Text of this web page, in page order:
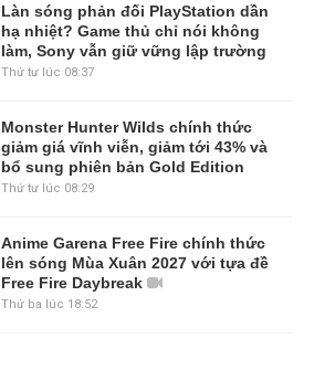
Làn sóng phản đối PlayStation dần
hạ nhiệt? Game thủ chỉ nói không
làm, Sony vẫn giữ vững lập trường
Thứ tư lúc 08:37
Monster Hunter Wilds chính thức
giảm giá vĩnh viễn, giảm tới 43% và
bổ sung phiên bản Gold Edition
Thứ tư lúc 08:29
Anime Garena Free Fire chính thức
lên sóng Mùa Xuân 2027 với tựa đề
Free Fire Daybreak
Thứ ba lúc 18:52